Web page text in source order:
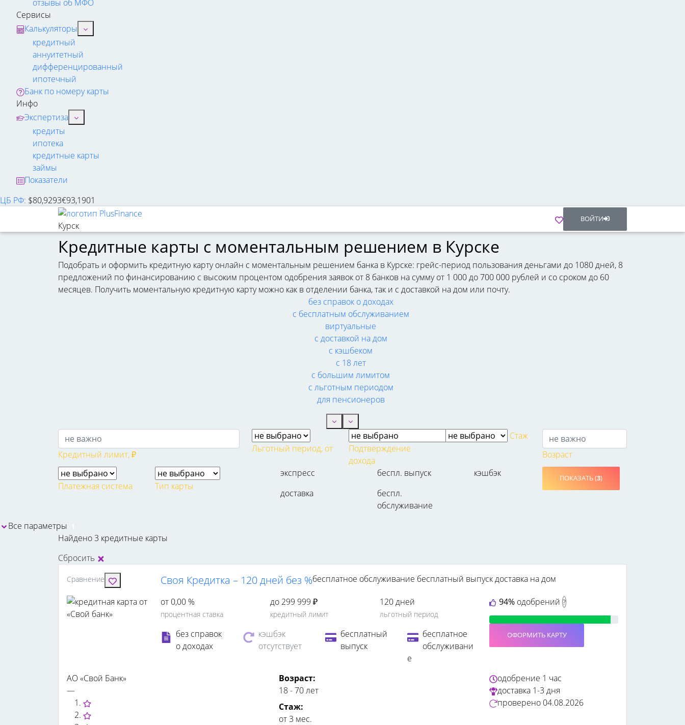
отзывы об МФО
Сервисы
Калькуляторы
кредитный
аннуитетный
дифференцированный
ипотечный
Банк по номеру карты
Инфо
Экспертиза
кредиты
ипотека
кредитные карты
займы
Показатели
ЦБ РФ: $80,9293€93,1901
Курск
ВОЙТИ
Кредитные карты с моментальным решением в Курске
Подобрать и оформить кредитную карту онлайн с моментальным решением банка в Курске: грейс-период пользования деньгами до 1080 дней, 8
предложений по финансированию с высоким процентом одобрения заявок от 8 банков на сумму от 1 000 до 700 000 рублей и со сроком до 60
месяцев. Получить моментальную кредитную карту можно как в отделении банка, так и с доставкой на дом или почту.
без справок о доходах
с бесплатным обслуживанием
виртуальные
с доставкой на дом
с кэшбеком
с 18 лет
с большим лимитом
с льготным периодом
для пенсионеров
Кредитный лимит, ₽
Льготный период, от
Подтверждение
дохода
Стаж
Возраст
Платежная система Тип карты
экспресс
доставка
беспл. выпуск
беспл.
обслуживание
кэшбэк ПОКАЗАТЬ (3)
Все параметры
Найдено 3 кредитные карты
Сбросить
Сравнение Своя Кредитка – 120 дней без %бесплатное обслуживание бесплатный выпускдоставка на дом
от 0,00 %
процентная ставка
до 299 999 ₽
кредитный лимит
120 дней
льготный период
без справок
о доходах
кэшбэк
отсутствует
бесплатный
выпуск
бесплатное
обслуживани
е
94% одобрений?
ОФОРМИТЬ КАРТУ
АО «Свой Банк»
—
Возраст:
18 - 70 лет
Стаж:
от 3 мес.
одобрение 1 час
доставка 1-3 дня
проверено 04.08.2026